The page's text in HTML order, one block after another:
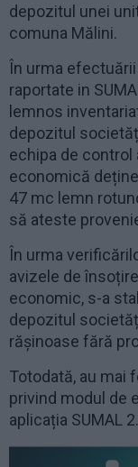
depozitul unei
comuna Mălini.
În urma
raportate in
lemnos
depozitul
echipa de
economică
47 mc lemn
să ateste
În urma
avizele de
economic, s-a
depozitul
rășinoase fără
Totodată, au mai
privind modul de
aplicația SUMAL